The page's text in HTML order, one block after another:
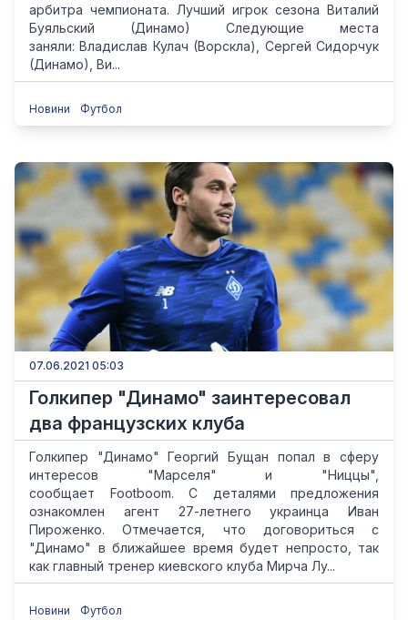
арбитра чемпионата. Лучший игрок сезона Виталий
Буяльский (Динамо) Следующие места
заняли: Владислав Кулач (Ворскла), Сергей Сидорчук
(Динамо), Ви...
Новини Футбол
07.06.2021 05:03
Голкипер "Динамо" заинтересовал
два французских клуба
Голкипер "Динамо" Георгий Бущан попал в сферу
интересов "Марселя" и "Ниццы",
сообщает Footboom. С деталями предложения
ознакомлен агент 27-летнего украинца Иван
Пироженко. Отмечается, что договориться с
"Динамо" в ближайшее время будет непросто, так
как главный тренер киевского клуба Мирча Лу...
Новини Футбол